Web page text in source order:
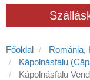
Főoldal
Románia,
Kápolnásfalu
Kápolnásfalu